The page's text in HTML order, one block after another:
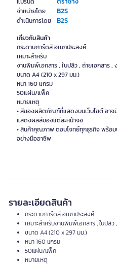
จำหน่ายโดย B2S
ดำเนินการโดย B2S
เกี่ยวกับสินค้า
กระดาษการ์ดสี อเนกประสงค์
เหมาะสำหรับ
งานพิมพ์เอกสาร , ใบปลิว , ถ่ายเอกสาร ,
ขนาด A4 (210 x 297 มม.)
หนา 160 แกรม
50แผ่น/แพ็ค
หมายเหตุ
• สีของผลิตภัณฑ์ที่แสดงบนเว็บไซต์ อาจ
แสดงผลสีของแต่ละหน้าจอ
• สินค้าคุณภาพ ตอบโจทย์ทุกธุรกิจ พร้อม
รายละเอียดสินค้า
กระดาษการ์ดสี อเนกประสงค์
เหมาะสำหรับงานพิมพ์เอกสาร , ใบปลิว
ขนาด A4 (210 x 297 มม.)
หนา 160 แกรม
50แผ่น/แพ็ค
หมายเหตุ